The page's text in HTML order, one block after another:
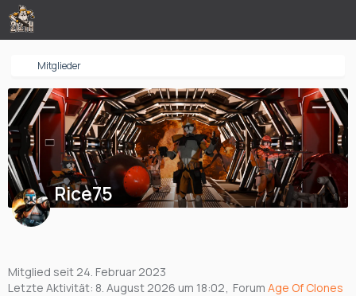
Mitglieder
Rice75
Mitglied seit 24. Februar 2023
Letzte Aktivität: 8. August 2026 um 18:02 Forum Age Of Clones